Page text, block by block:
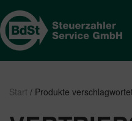
Start / Produkte